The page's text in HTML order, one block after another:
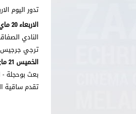
تدور اليوم
الاربعاء 20 ماي 15:30
النادي
ترجي جرجيس -
الخميس 21 ماي 15:30
بعث بوحجلة
تقدم ساقية